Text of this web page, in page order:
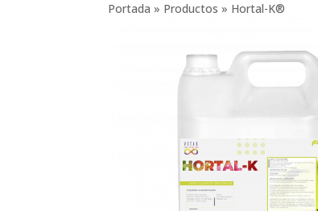
Portada » Productos » Hortal-K®